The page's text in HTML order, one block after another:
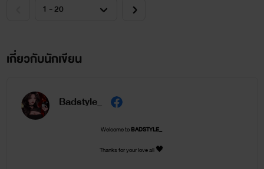
ไม่มีนักเขียนคนไหนสามารถเขียนถูกใจนักอ่านทุกคนได้หรอกค่ะ
เขียน มันเป็นมารยาทพื้นฐานที่ทุกคนควรมีนะคะ
เกี่ยวกับนักเขียน
Badstyle_
Welcome toBADSTYLE_
Thanks for your love all 🖤